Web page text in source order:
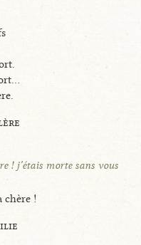
! j’étais morte sans vous
chère !